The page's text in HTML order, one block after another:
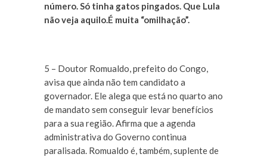
número. Só tinha gatos pingados. Que Lula
não veja aquilo.É muita “omilhação”.
5 – Doutor Romualdo, prefeito do Congo,
avisa que ainda não tem candidato a
governador. Ele alega que está no quarto ano
de mandato sem conseguir levar benefícios
para a sua região. Afirma que a agenda
administrativa do Governo continua
paralisada. Romualdo é, também, suplente de